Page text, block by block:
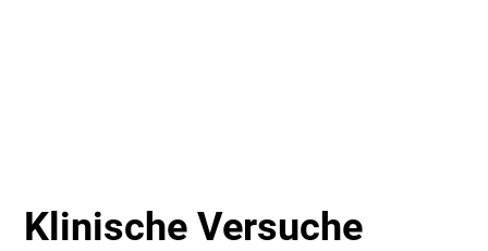
Klinische Versuche